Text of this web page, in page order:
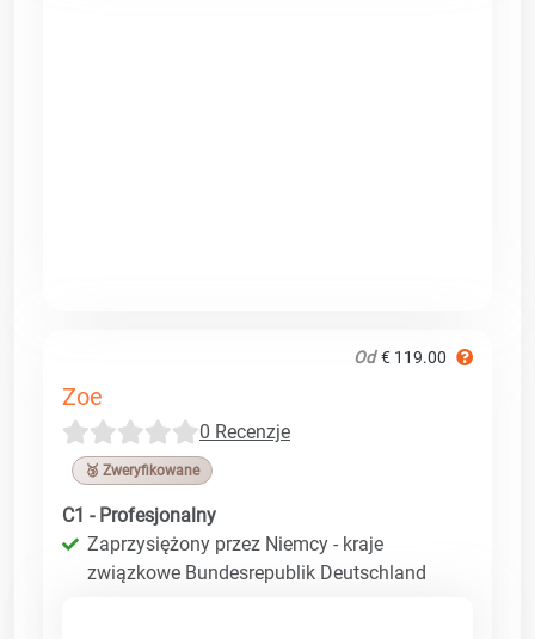
Od € 119.00
Zoe
0 Recenzje
🥉 Zweryfikowane
C1 - Profesjonalny
Zaprzysiężony przez Niemcy - kraje
związkowe Bundesrepublik Deutschland